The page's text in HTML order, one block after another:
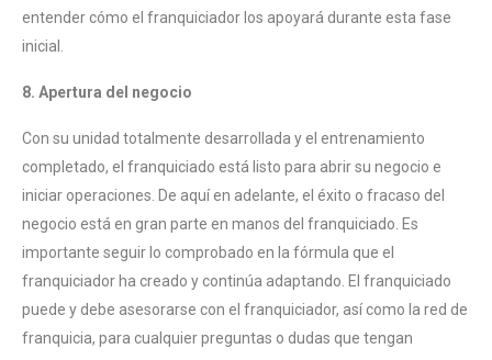
entender cómo el franquiciador los apoyará durante esta fase
inicial.
8. Apertura del negocio
Con su unidad totalmente desarrollada y el entrenamiento
completado, el franquiciado está listo para abrir su negocio e
iniciar operaciones. De aquí en adelante, el éxito o fracaso del
negocio está en gran parte en manos del franquiciado. Es
importante seguir lo comprobado en la fórmula que el
franquiciador ha creado y continúa adaptando. El franquiciado
puede y debe asesorarse con el franquiciador, así como la red de
franquicia, para cualquier preguntas o dudas que tengan